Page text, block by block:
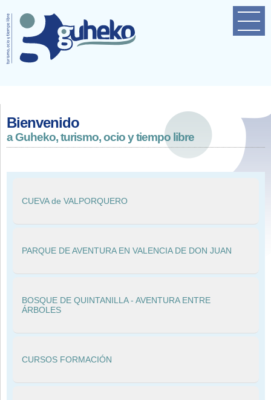
Home
Empresa
Bienvenido
a Guheko, turismo, ocio y tiempo libre
CUEVA de VALPORQUERO
PARQUE DE AVENTURA EN VALENCIA DE DON JUAN
BOSQUE DE QUINTANILLA - AVENTURA ENTRE
ÁRBOLES
CURSOS FORMACIÓN